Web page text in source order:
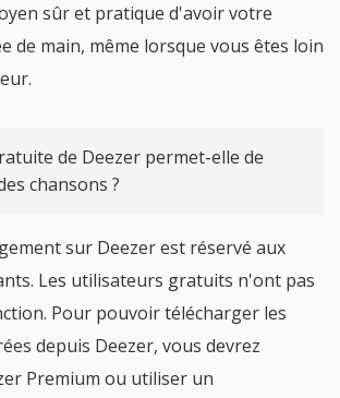
sûr et pratique d'avoir votre
de main, même lorsque vous êtes loin
de Deezer permet-elle de
chansons ?
sur Deezer est réservé aux
Les utilisateurs gratuits n'ont pas
Pour pouvoir télécharger les
depuis Deezer, vous devrez
Premium ou utiliser un